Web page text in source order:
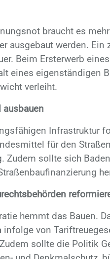
braucht es
aus­ge­baut wer­den.
Beim Erst­erwerb
ei­nes ei­gen­stän­di­gen
ver­leiht.
In­fra­struk­tur
für den
Zu­dem soll­te sich
hemmt das Bau­en.
von
soll­te die Po­li­tik